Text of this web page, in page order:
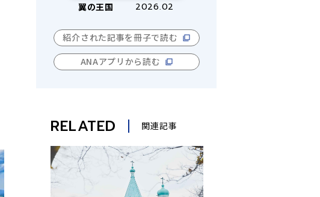
翼の王国 2026.02
紹介された記事を冊子で読む
ANAアプリから読む
RELATED 関連記事